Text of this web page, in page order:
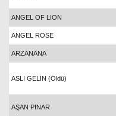
ANGEL OF LION
ANGEL ROSE
ARZANANA
ASLI GELİN (Öldü)
AŞAN PINAR